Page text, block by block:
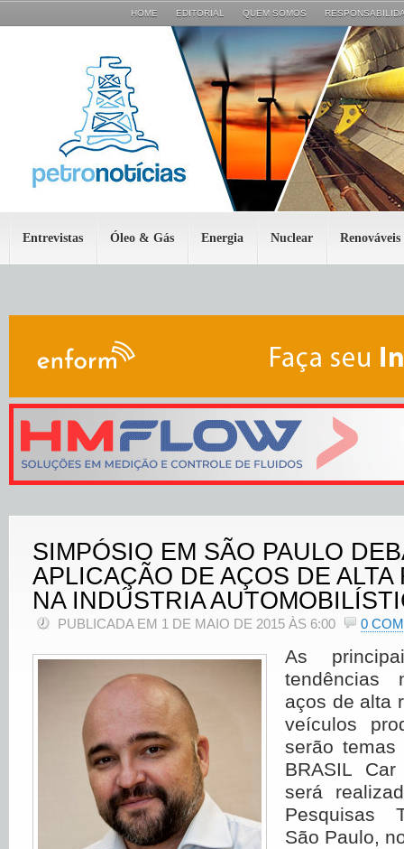
HOME EDITORIAL QUEM SOMOS
Entrevistas Óleo & Gás Energia Nuclear Renováveis
SIMPÓSIO EM SÃO PAULO
APLICAÇÃO DE AÇOS DE ALTA
NA INDÚSTRIA
PUBLICADA EM 1 DE MAIO DE 2015 ÀS 6:00 0
As
tendências
aços de alta
veículos
serão temas
BRASIL
será
Pesquisas
São Paulo,